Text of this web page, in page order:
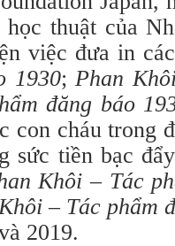
học thuật của
việc đưa in
1930;Phan
đăng báo
con cháu trong
sức tiền bạc
Khôi – Tác
– Tác phẩm
2019.